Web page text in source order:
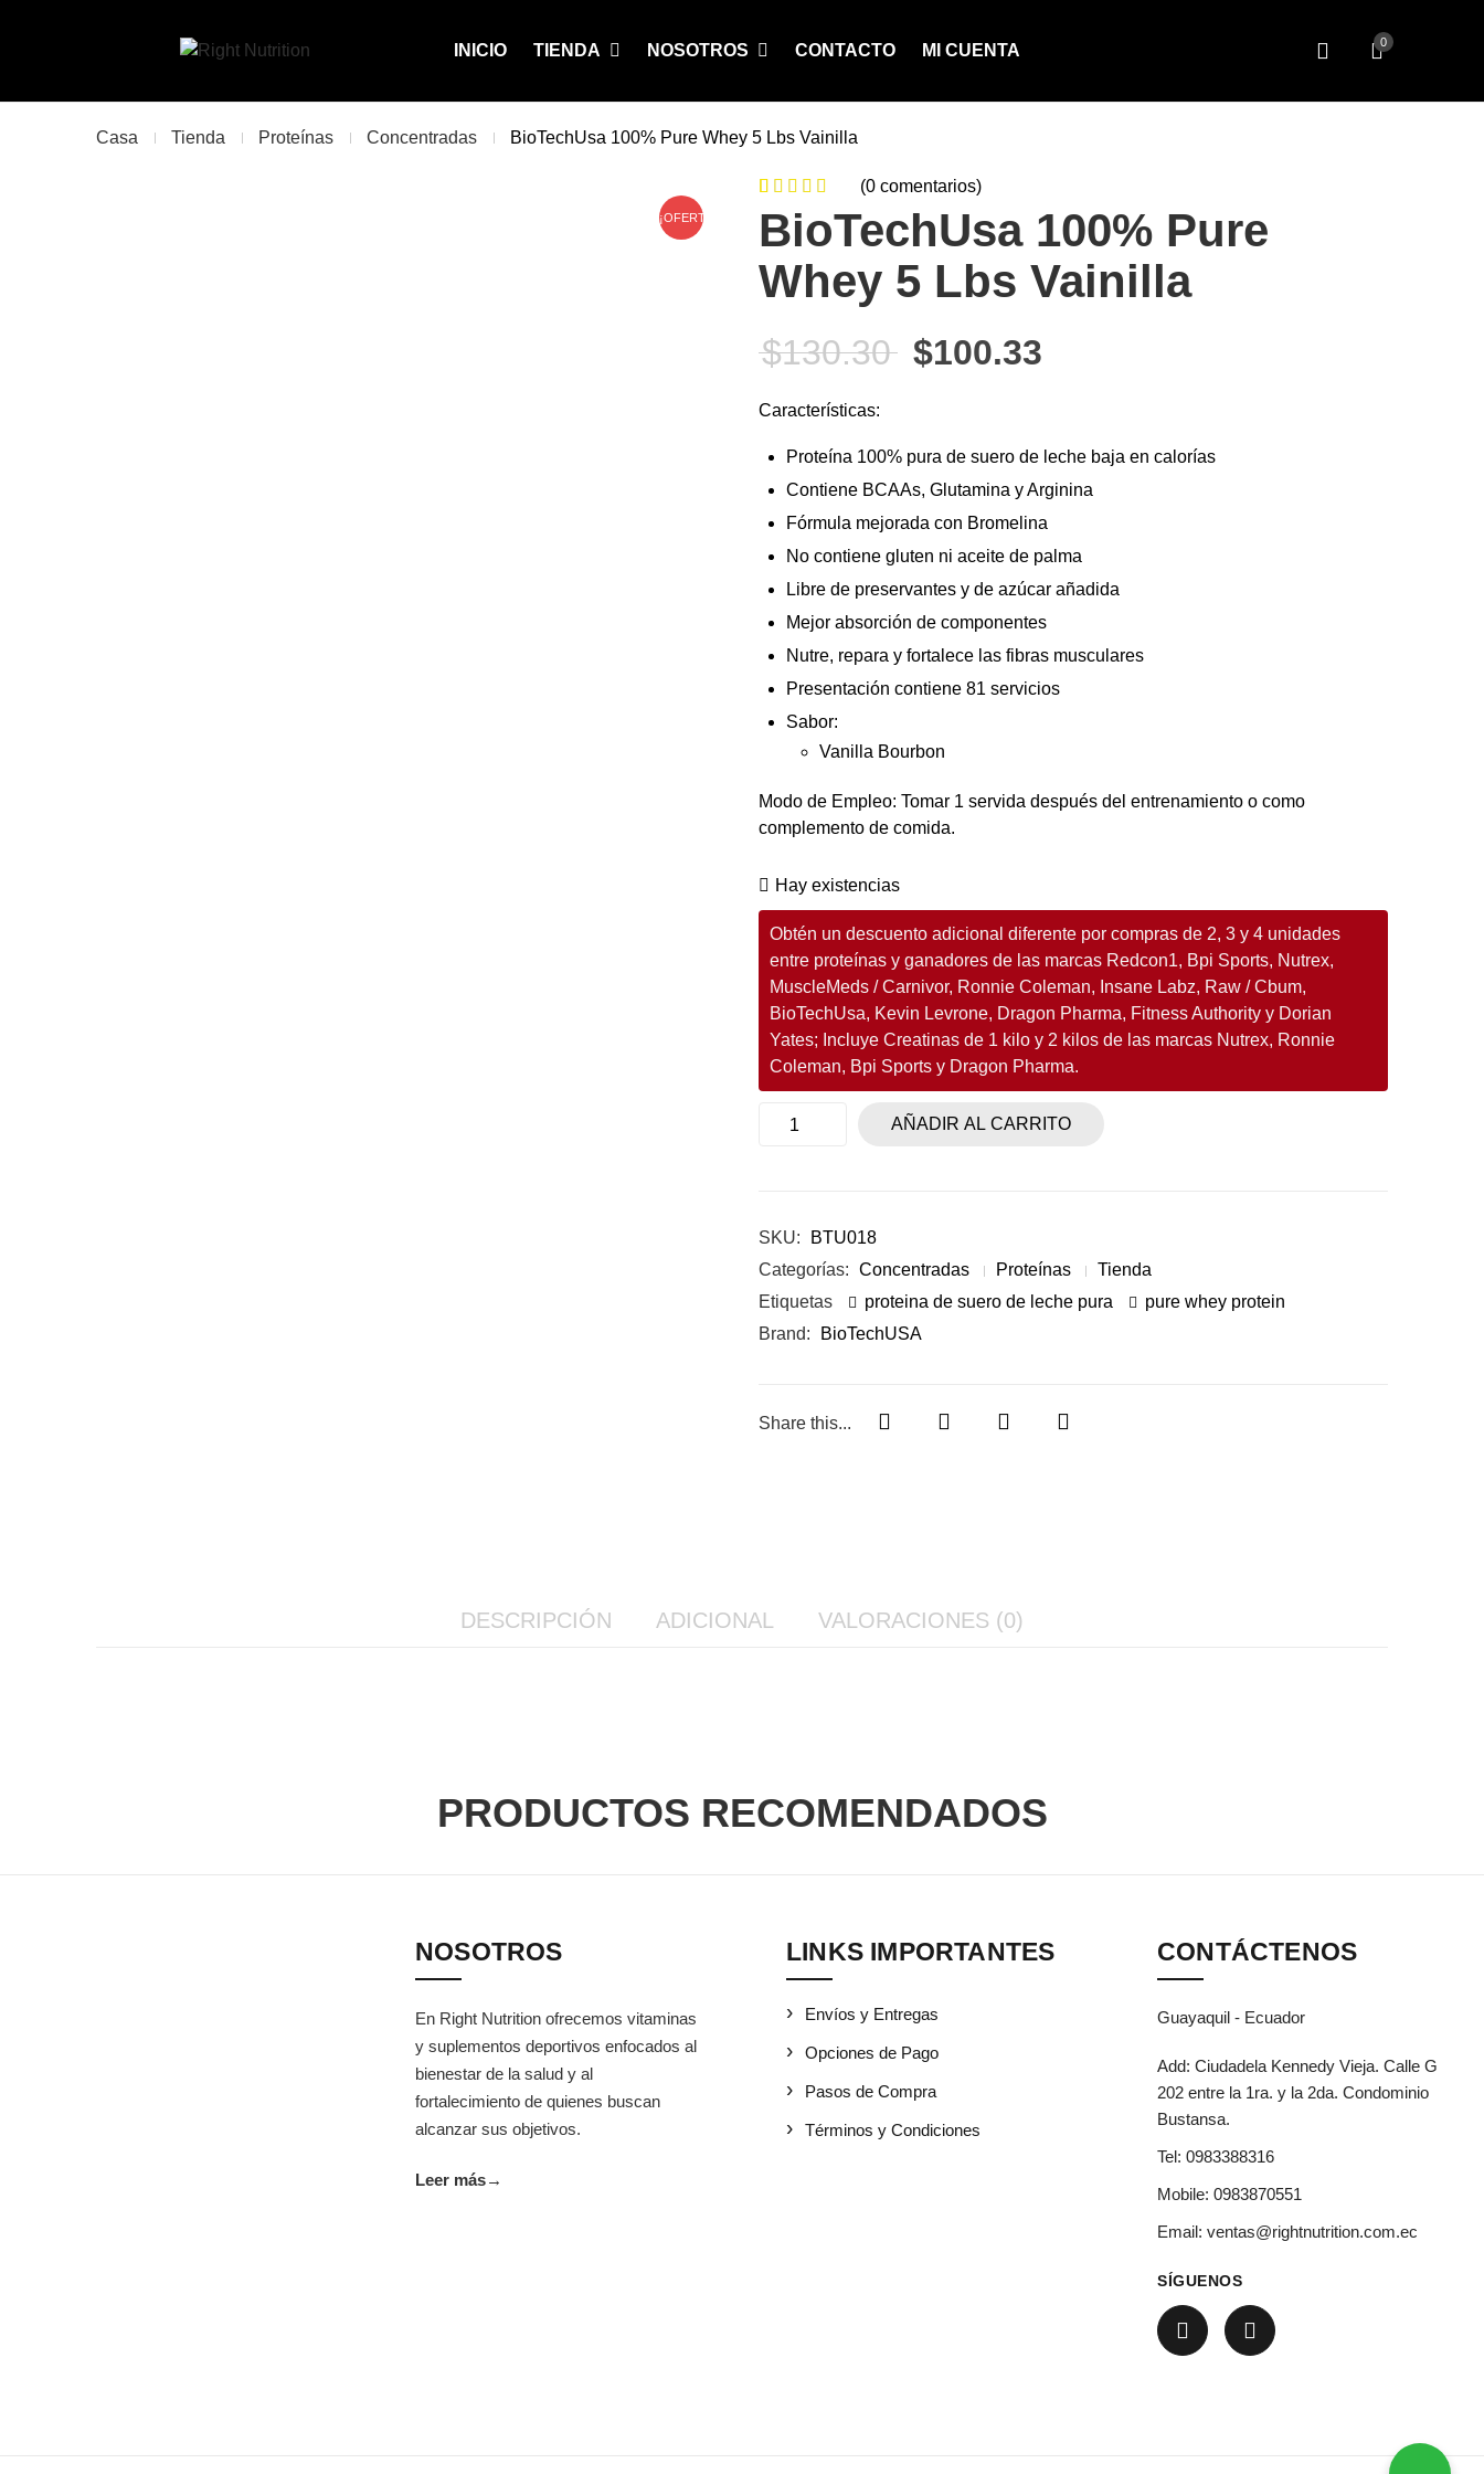
INICIO TIENDA NOSOTROS CONTACTO MI CUENTA 0
Casa Tienda Proteínas Concentradas BioTechUsa 100% Pure Whey 5 Lbs Vainilla
¡OFERTA! 0de
5
based on
0
customer
ratings
(0 comentarios)
BioTechUsa 100% Pure
Whey 5 Lbs Vainilla
$130.30 El precio original era: $130.30.
$100.33
Características:
Proteína 100% pura de suero de leche baja en calorías
Contiene BCAAs, Glutamina y Arginina
Fórmula mejorada con Bromelina
No contiene gluten ni aceite de palma
Libre de preservantes y de azúcar añadida
Mejor absorción de componentes
Nutre, repara y fortalece las fibras musculares
Presentación contiene 81 servicios
Sabor:
Vanilla Bourbon
Modo de Empleo: Tomar 1 servida después del entrenamiento o como
complemento de comida.
Hay existencias
Obtén un descuento adicional diferente por compras de 2, 3 y 4 unidades
entre proteínas y ganadores de las marcas Redcon1, Bpi Sports, Nutrex,
MuscleMeds / Carnivor, Ronnie Coleman, Insane Labz, Raw / Cbum,
BioTechUsa, Kevin Levrone, Dragon Pharma, Fitness Authority y Dorian
Yates; Incluye Creatinas de 1 kilo y 2 kilos de las marcas Nutrex, Ronnie
Coleman, Bpi Sports y Dragon Pharma.
AÑADIR AL CARRITO
SKU:
BTU018
Categorías: Concentradas Proteínas
Tienda
Etiquetas
proteina de suero de leche pura
pure whey protein
Brand:
BioTechUSA
Share this...
DESCRIPCIÓN ADICIONAL VALORACIONES (0)
PRODUCTOS RECOMENDADOS
NOSOTROS
En Right Nutrition ofrecemos vitaminas
y suplementos deportivos enfocados al
bienestar de la salud y al
fortalecimiento de quienes buscan
alcanzar sus objetivos.
Leer más→
LINKS IMPORTANTES
Envíos y Entregas
Opciones de Pago
Pasos de Compra
Términos y Condiciones
CONTÁCTENOS
Guayaquil - Ecuador
Add: Ciudadela Kennedy Vieja. Calle G
202 entre la 1ra. y la 2da. Condominio
Bustansa.
Tel: 0983388316
Mobile: 0983870551
Email: ventas@rightnutrition.com.ec
SÍGUENOS